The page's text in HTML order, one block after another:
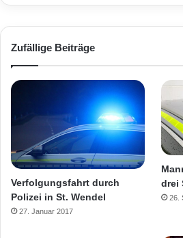
Zufällige Beiträge
Verfolgungsfahrt durch
Polizei in St. Wendel
27. Januar 2017
drei
26.